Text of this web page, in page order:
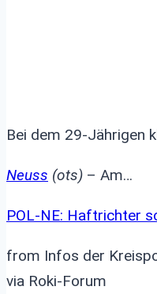
Bei dem 29-Jährigen
Neuss (ots) – Am…
POL-NE: Haftrichter
from Infos der
via Roki-Forum